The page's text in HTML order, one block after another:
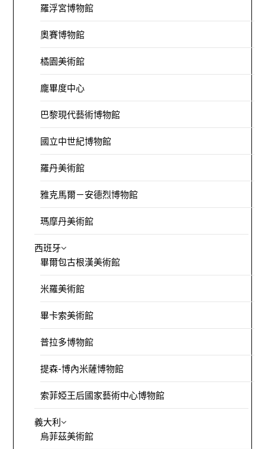
羅浮宮博物館
奧賽博物館
橘園美術館
龐畢度中心
巴黎現代藝術博物館
國立中世紀博物館
羅丹美術館
雅克馬爾－安德烈博物館
瑪摩丹美術館
西班牙
畢爾包古根漢美術館
米羅美術館
畢卡索美術館
普拉多博物館
提森-博內米薩博物館
索菲婭王后國家藝術中心博物館
義大利
烏菲茲美術館